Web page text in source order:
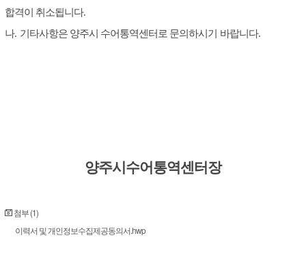
합격이 취소됩니다.
나. 기타사항은 양주시 수어통역센터로 문의하시기 바랍니다.
양주시수어통역센터장
첨부 (1)
이력서 및 개인정보수집제공동의서.hwp